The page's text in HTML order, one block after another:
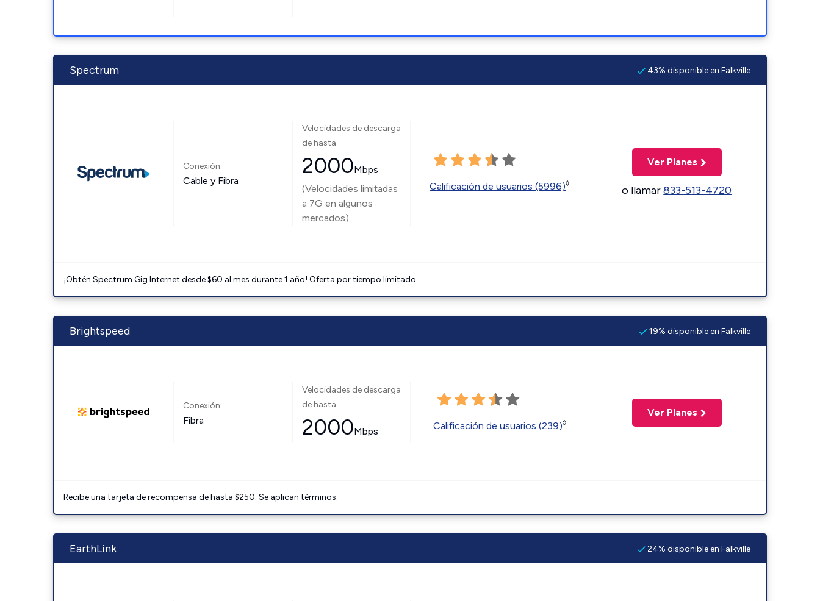
Spectrum 43% disponible en Falkville
Conexión:
Cable y Fibra
Velocidades de descarga
de hasta
2000Mbps
(Velocidades limitadas
a 7G en algunos
mercados)
Calificación de usuarios (5996)◊
Ver Planes
o llamar833-513-4720
¡Obtén Spectrum Gig Internet desde $60 al mes durante 1 año! Oferta por tiempo limitado.
Brightspeed 19% disponible en Falkville
Conexión:
Fibra
Velocidades de descarga
de hasta
2000Mbps Calificación de usuarios (239)◊
Ver Planes
Recibe una tarjeta de recompensa de hasta $250. Se aplican términos.
EarthLink 24% disponible en Falkville